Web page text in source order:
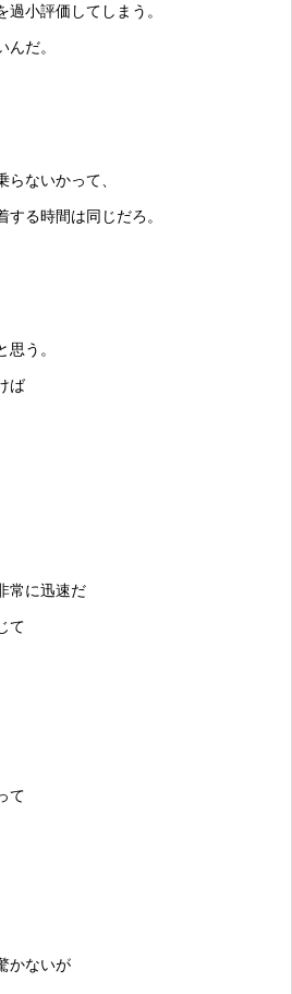
小評価してしまう。
だ。
ないかって、
る時間は同じだろ。
う。
ば
常に迅速だ
て
て
かないが